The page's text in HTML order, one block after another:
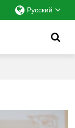
Русский